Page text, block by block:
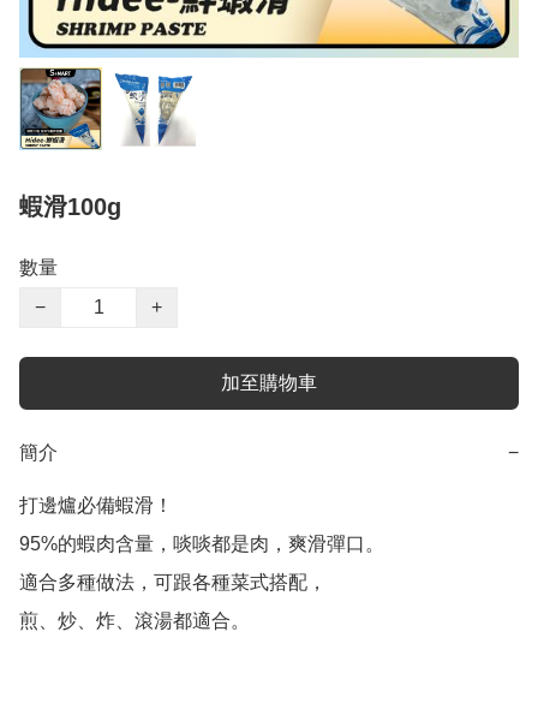
蝦滑100g
數量
−
+
加至購物車
簡介 −
打邊爐必備蝦滑！
95%的蝦肉含量，啖啖都是肉，爽滑彈口。
適合多種做法，可跟各種菜式搭配，
煎、炒、炸、滾湯都適合。